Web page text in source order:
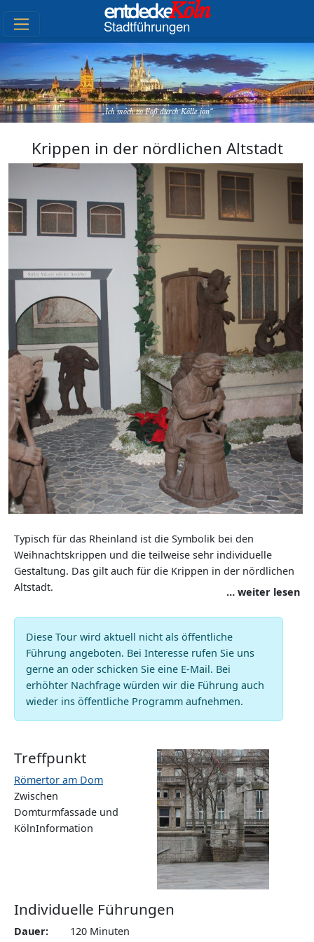
entdeckeKöln
Stadtführungen
Ich möch zo Foß durch Kölle jon
Krippen in der nördlichen Altstadt
Typisch für das Rheinland ist die Symbolik bei den
Weihnachtskrippen und die teilweise sehr individuelle
Gestaltung. Das gilt auch für die Krippen in der nördlichen
Altstadt.
… weiter lesen
Diese Tour wird aktuell nicht als öffentliche
Führung angeboten. Bei Interesse rufen Sie uns
gerne an oder schicken Sie eine E-Mail. Bei
erhöhter Nachfrage würden wir die Führung auch
wieder ins öffentliche Programm aufnehmen.
Treffpunkt
Römertor am Dom
Zwischen
Domturmfassade und
KölnInformation
Individuelle Führungen
Dauer 120 Minuten